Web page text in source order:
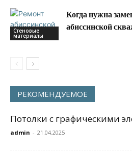
Стеновые
материалы
Когда нужна
абиссинской
РЕКОМЕНДУЕМОЕ
Потолки с графическими
admin - 21.04.2025